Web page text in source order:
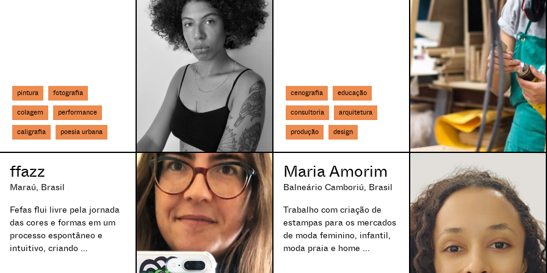
figurativo
financiamento
fotojornalismo
galeria de arte
gênero
gif
graffiti
identidade
instalação
internet
jornalismo
lambe-lambe
land art
lettering
Londres, Reino Unido
Londres, United Kingdom.
Los Angeles, EUA
Madrid, Espanha
Mafra, Portugal
Marrocos,
Marseille, França
Miami, EUA
Milão, Itália
Montevideo Montevidéu, Uruguai
Montpellier, França
Montreal, Canadá
Mumbai, Índia
Munique, Alemanha
Napoli, Itália
New York, EUA
Nova York, EUA
Padova, Itália
Paris, França
Bela Vista de Goiás, Brasil
Belo Horizonte, Brasil
Belo Jardim, Brasil
Bento Gonçalves, Brasil
Bertioga, Brasil
Betim, Brasil
Bezerros, Brasil
Blumenau, Brasil
Bonito, Brasil
Boqueirão, Brasil
Bragança, Brasil
Brasília, Brasil
Brusque, Brasil
pintura fotografia
colagem performance
caligrafia poesia urbana
cenografia educação
consultoria arquitetura
produção design
ffazz
Maraú, Brasil
Fefas flui livre pela jornada
das cores e formas em um
processo espontâneo e
intuitivo, criando ...
Maria Amorim
Balneário Camboriú, Brasil
Trabalho com criação de
estampas para os mercados
de moda feminino, infantil,
moda praia e home ...